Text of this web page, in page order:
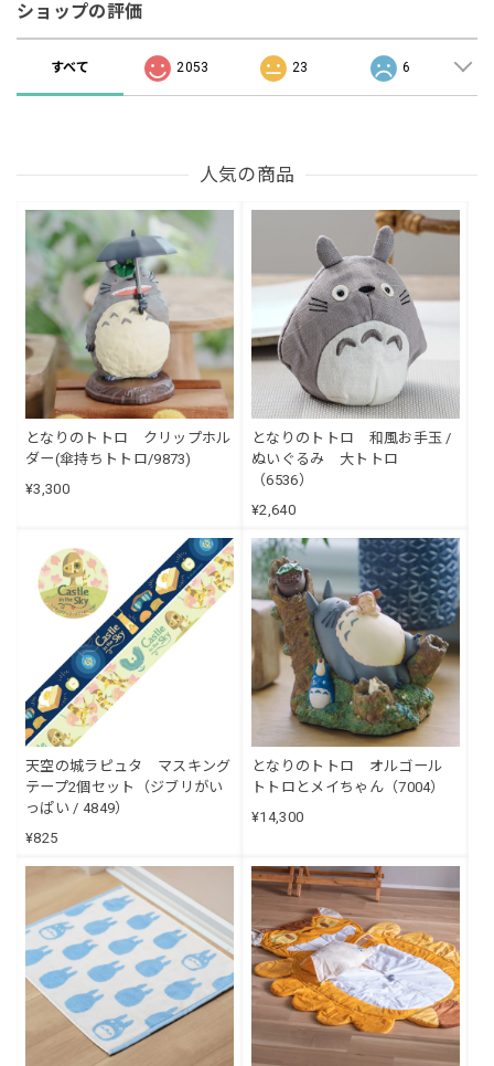
ショップの評価
すべて 2053 23 6
人気の商品
となりのトトロ クリップホル
ダー(傘持ちトトロ/9873)
¥3,300
となりのトトロ 和風お手玉 /
ぬいぐるみ 大トトロ
（6536）
¥2,640
天空の城ラピュタ マスキング
テープ2個セット（ジブリがい
っぱい / 4849）
¥825
となりのトトロ オルゴール
トトロとメイちゃん（7004）
¥14,300